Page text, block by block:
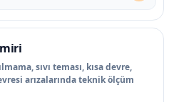
sıvı teması, kısa devre,
arızalarında teknik ölçüm